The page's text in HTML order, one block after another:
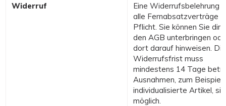
Widerruf
Eine Widerrufsbelehrung
alle Fernabsatzverträge
Pflicht. Sie können Sie
den AGB unterbringen
dort darauf hinweisen. Die
Widerrufsfrist muss
mindestens 14 Tage
Ausnahmen, zum Beispiel
individualisierte Artikel,
möglich.